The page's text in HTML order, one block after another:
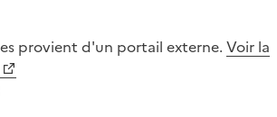
provient d'un portail externe. Voir la